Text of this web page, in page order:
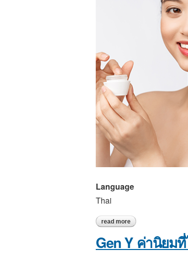
Language
Thai
read more about กรดซาลิไซลิก
Gen Y ค่านิยมที่